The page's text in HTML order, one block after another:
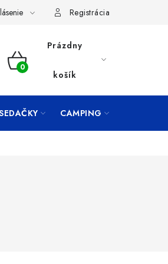
Registrácia
NÁKUPNÝ
Prázdny
košík
CAMPING